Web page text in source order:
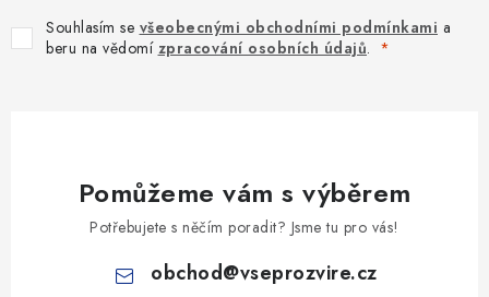
Souhlasím se všeobecnými obchodními podmínkami a
beru na vědomí zpracování osobních údajů.
Pomůžeme vám s výběrem
Potřebujete s něčím poradit? Jsme tu pro vás!
obchod@vseprozvire.cz